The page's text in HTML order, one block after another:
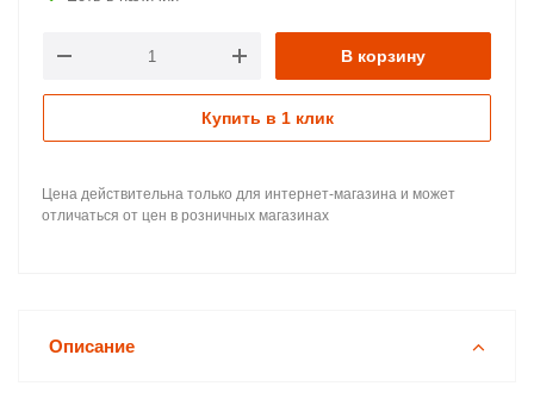
В корзину
Купить в 1 клик
Цена действительна только для интернет-магазина и может
отличаться от цен в розничных магазинах
Описание